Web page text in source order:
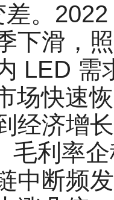
。
下滑，
LED 需
场快速
经济增
毛利率
中断频